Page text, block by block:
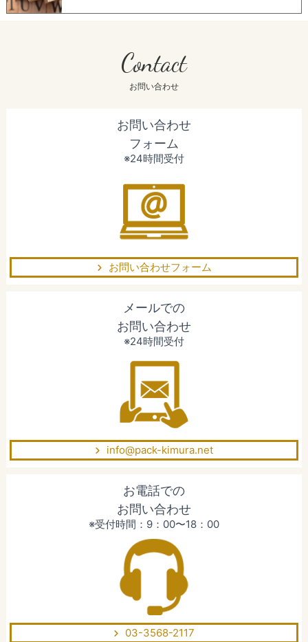
Contact
お問い合わせ
お問い合わせ
フォーム
※24時間受付
お問い合わせフォーム
メールでの
お問い合わせ
※24時間受付
info@pack-kimura.net
お電話での
お問い合わせ
※受付時間：9：00〜18：00
03-3568-2117